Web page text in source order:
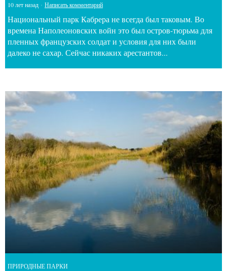
10 лет назад Написать комментарий
Национальный парк Кабрера не всегда был таковым. Во
времена Наполеоновских войн это был остров-тюрьма для
пленных французских солдат и условия для них были
далеко не сахар. Сейчас никаких арестантов...
ПРИРОДНЫЕ ПАРКИ